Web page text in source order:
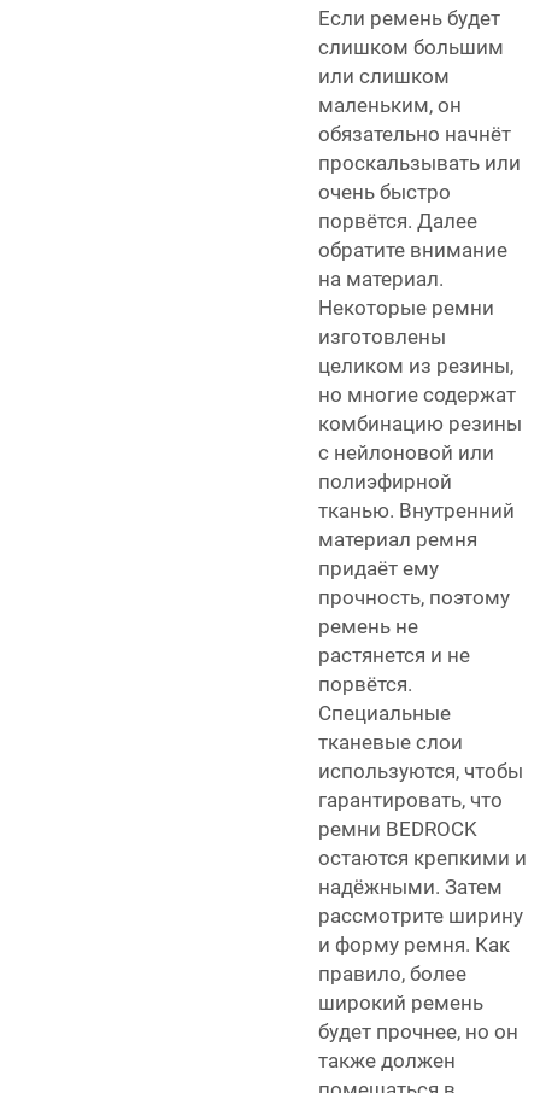
Если ремень будет
слишком большим
или слишком
маленьким, он
обязательно начнёт
проскальзывать или
очень быстро
порвётся. Далее
обратите внимание
на материал.
Некоторые ремни
изготовлены
целиком из резины,
но многие содержат
комбинацию резины
с нейлоновой или
полиэфирной
тканью. Внутренний
материал ремня
придаёт ему
прочность, поэтому
ремень не
растянется и не
порвётся.
Специальные
тканевые слои
используются, чтобы
гарантировать, что
ремни BEDROCK
остаются крепкими и
надёжными. Затем
рассмотрите ширину
и форму ремня. Как
правило, более
широкий ремень
будет прочнее, но он
также должен